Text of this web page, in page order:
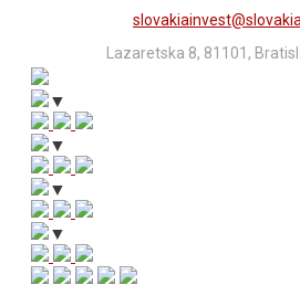
Lazaretska 8, 81101,
▼
▼
▼
▼